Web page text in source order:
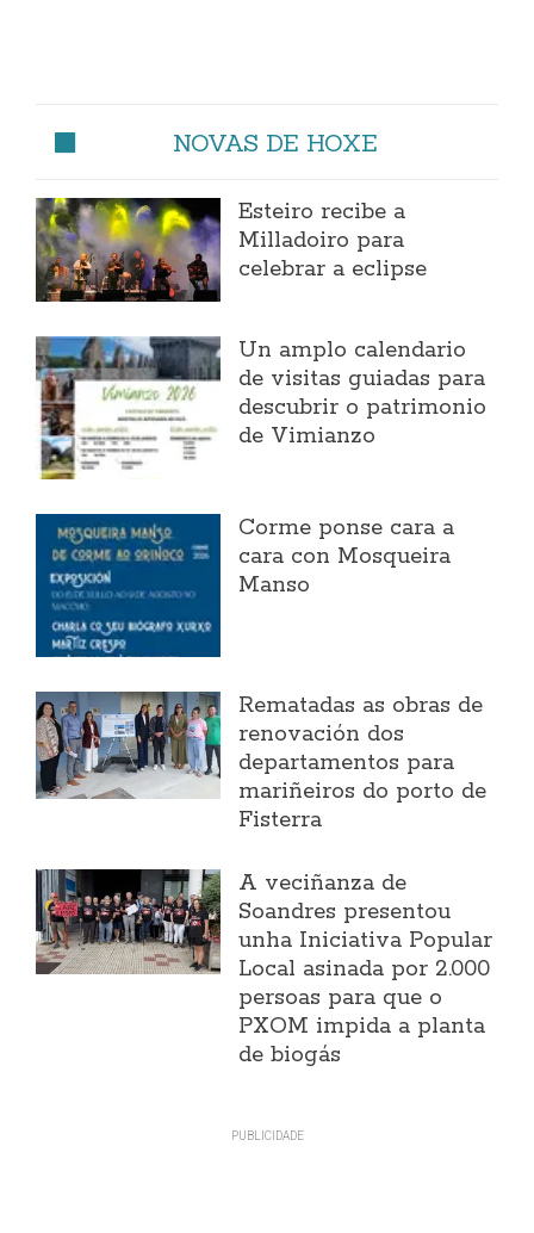
NOVAS DE HOXE
Esteiro recibe a
Milladoiro para
celebrar a eclipse
Un amplo calendario
de visitas guiadas para
descubrir o patrimonio
de Vimianzo
Corme ponse cara a
cara con Mosqueira
Manso
Rematadas as obras de
renovación dos
departamentos para
mariñeiros do porto de
Fisterra
A veciñanza de
Soandres presentou
unha Iniciativa Popular
Local asinada por 2.000
persoas para que o
PXOM impida a planta
de biogás